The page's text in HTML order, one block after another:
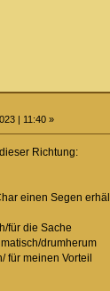
| 11:40 »
Richtung:
einen Segen
für die Sache
drumherum
für meinen Vorteil